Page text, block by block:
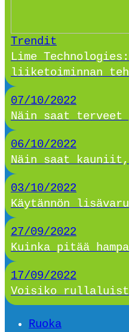
Trendit
Lime
liiketoiminnan
07/10/2022
Näin saat
06/10/2022
Näin saat
03/10/2022
Käytännön
27/09/2022
Kuinka pitää
17/09/2022
Voisiko
Ruoka